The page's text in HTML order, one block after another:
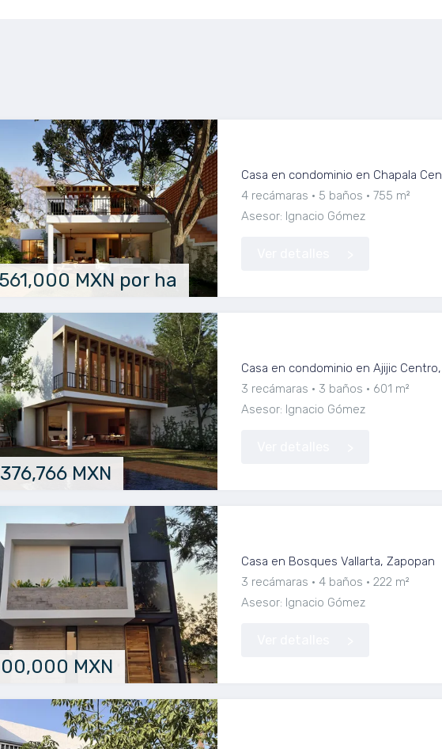
MXN por ha
Casa en condominio en Chapala
4 recámaras
5 baños
755 m²
Asesor: Ignacio Gómez
MXN
Casa en condominio en Ajijic
3 recámaras
3 baños
601 m²
Asesor: Ignacio Gómez
MXN
Casa en Bosques Vallarta, Zapopan
3 recámaras
4 baños
222 m²
Asesor: Ignacio Gómez